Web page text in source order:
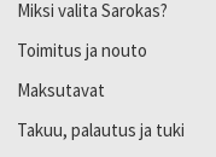
Miksi valita Sarokas?
Toimitus ja nouto
Maksutavat
Takuu, palautus ja tuki